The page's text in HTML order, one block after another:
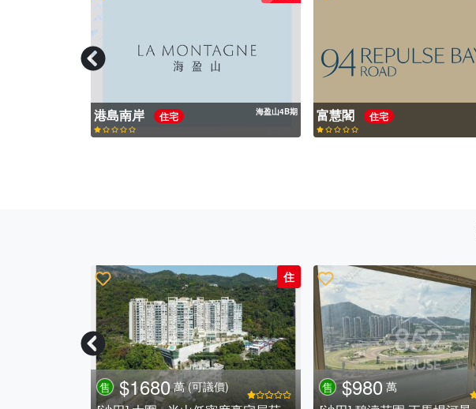
港島南岸 住宅 海盈山4B期 富慧閣 住宅
住
售 $1680 萬 (可議價) 售 $980 萬